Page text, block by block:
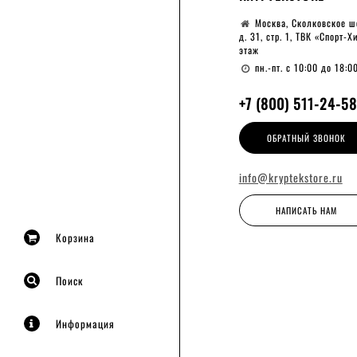
Корзина
Поиск
Информация
Москва, Сколковское
д. 31, стр. 1, ТВК «Спорт-
этаж
пн.-пт. с 10:00 до 18:00
+7 (800) 511-24-58
ОБРАТНЫЙ ЗВОНОК
info@kryptekstore.ru
НАПИСАТЬ НАМ